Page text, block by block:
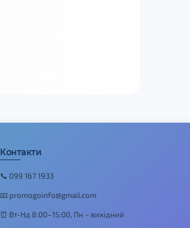
Контакти
📞 099 167 1933
📧 promogoinfo@gmail.com
⏰ Вт-Нд 8:00–15:00, Пн – вихідний